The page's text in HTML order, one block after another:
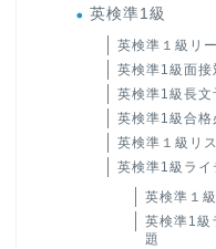
英検準1級
英検準１級リ
英検準1級面
英検準1級長文
英検準1級合格
英検準１級リ
英検準1級ライ
英検準１
英検準1級
題